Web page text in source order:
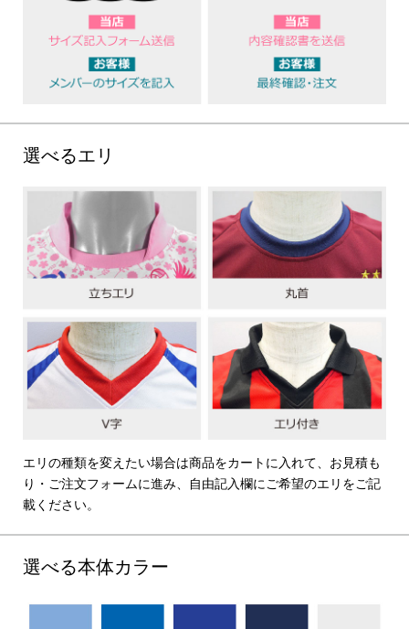
選べるエリ
エリの種類を変えたい場合は商品をカートに入れて、お見積も
り・ご注文フォームに進み、自由記入欄にご希望のエリをご記
載ください。
選べる本体カラー